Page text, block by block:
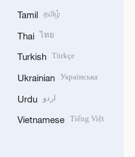
Tamil தமிழ்
Thai ไทย
Turkish Türkçe
Ukrainian Українська
Urdu اردو
Vietnamese Tiếng Việt